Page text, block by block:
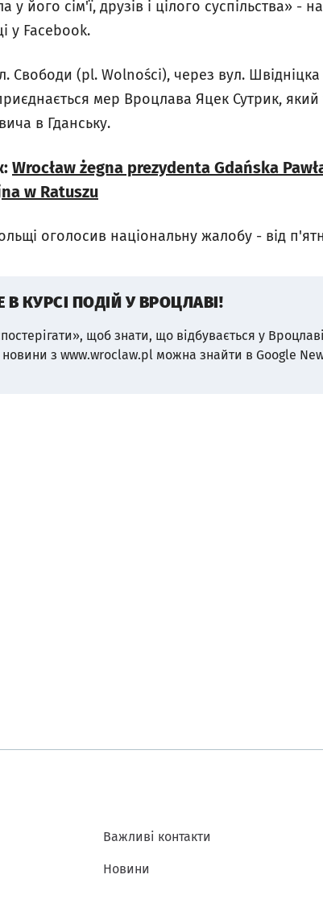
у його сім'ї, друзів і цілого суспільства»
у Facebook.
Свободи (pl. Wolności), через вул.
мер Вроцлава Яцек Сутрик, який
в Гданську.
Wrocław żegna prezydenta Gdańska
w Ratuszu
оголосив національну жалобу - від
В КУРСІ ПОДІЙ У ВРОЦЛАВІ!
щоб знати, що відбувається у
новини з www.wroclaw.pl можна знайти в Google
Важливі контакти
Новини